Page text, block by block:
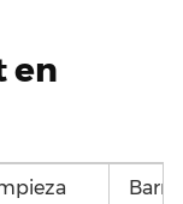
en